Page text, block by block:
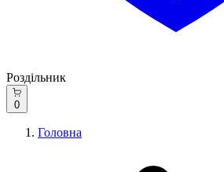
Роздільник
0
Головна